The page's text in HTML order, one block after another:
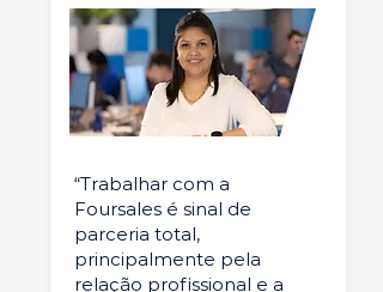
“Trabalhar com a
Foursales é sinal de
parceria total,
principalmente pela
relação profissional e a